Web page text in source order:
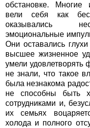
обстановке. Многие
вели себя как
оказывались
эмоциональные
Они оставались
высшее жизненное
умели удовлетворять
не знали, что такое
была незнакома
не способны быть
сотрудниками и,
их семьях
холода и полного